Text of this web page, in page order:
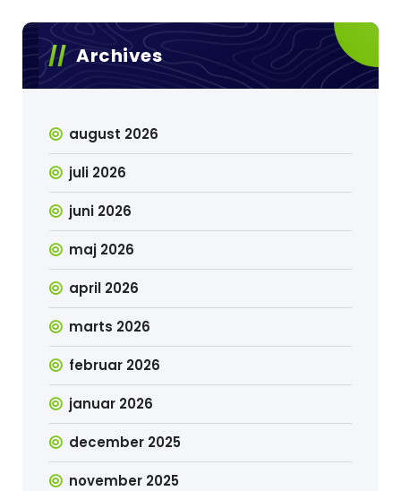
Archives
august 2026
juli 2026
juni 2026
maj 2026
april 2026
marts 2026
februar 2026
januar 2026
december 2025
november 2025